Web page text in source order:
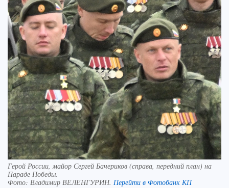
Герой России, майор Сергей Бачериков (справа, передний план) на
Параде Победы.
Фото: Владимир ВЕЛЕНГУРИН. Перейти в Фотобанк КП